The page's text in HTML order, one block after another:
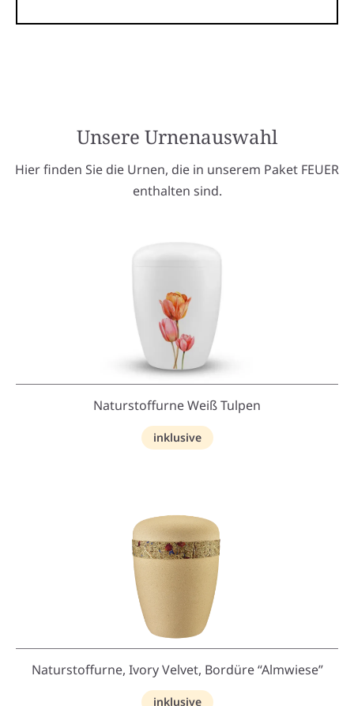
Unsere Urnenauswahl
Hier finden Sie die Urnen, die in unserem Paket FEUER
enthalten sind.
Naturstoffurne Weiß Tulpen
inklusive
Naturstoffurne, Ivory Velvet, Bordüre “Almwiese”
inklusive